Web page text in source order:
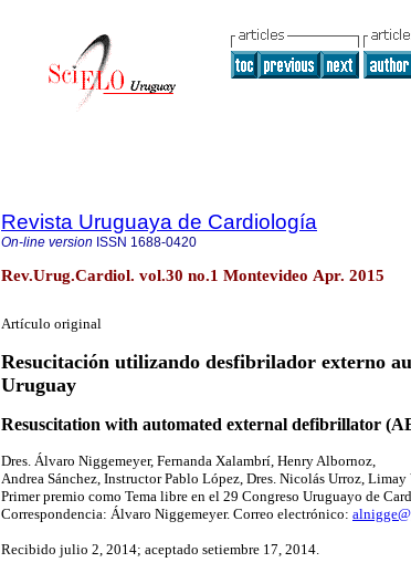
Revista Uruguaya de Cardiología
On-line version ISSN 1688-0420
Rev.Urug.Cardiol. vol.30 no.1 Montevideo Apr. 2015
Artículo original
Resucitación utilizando desfibrilador externo
Uruguay
Resuscitation with automated external defibrillator
Dres. Álvaro Niggemeyer, Fernanda Xalambrí, Henry Albornoz,
Andrea Sánchez, Instructor Pablo López, Dres. Nicolás Urroz, Limay
Primer premio como Tema libre en el 29 Congreso Uruguayo de
Correspondencia: Álvaro Niggemeyer. Correo electrónico:
Recibido julio 2, 2014; aceptado setiembre 17, 2014.